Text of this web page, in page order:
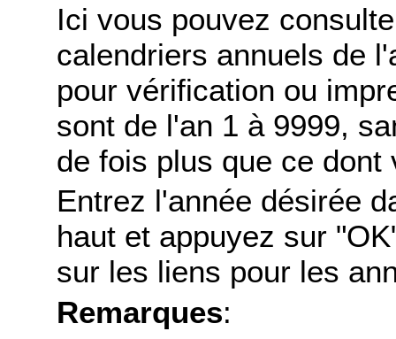
Ici vous pouvez
calendriers annuels de
pour vérification ou
sont de l'an 1 à 9999,
de fois plus que ce dont
Entrez l'année désirée
haut et appuyez sur
sur les liens pour les
Remarques: